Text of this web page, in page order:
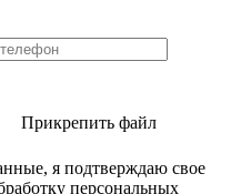
Прикрепить файл
я подтверждаю свое
персональных